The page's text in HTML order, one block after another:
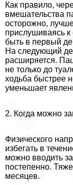
Как правило,
вмешательства
осторожно,
прислушиваясь
быть в первый
На следующий
расширяется.
не только до
ходьба быстрее
уменьшает
2. Когда можно
Физического
избегать в
можно вводить
постепенно.
месяцев.